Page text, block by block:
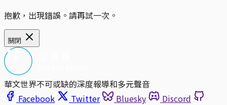
抱歉，出現錯誤。請再試一次。
關閉
華文世界不可或缺的深度報導和多元聲音
Facebook
Twitter Bluesky
Discord